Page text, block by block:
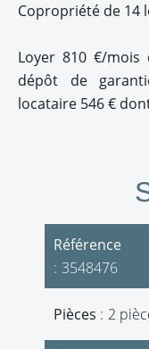
Copropriété de 14
Loyer 810 €/
dépôt de
locataire 546 €
Référence
3548476
Pièces 2